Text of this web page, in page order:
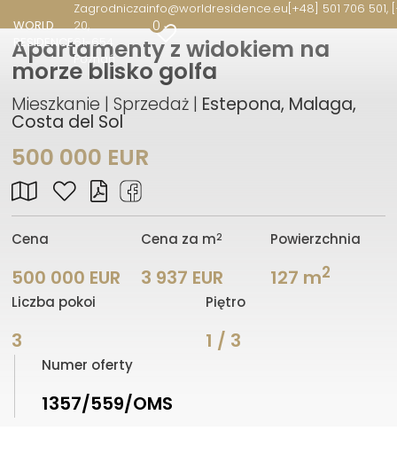
WORLD
RESIDENCE
Zagrodnicza
20
61-654
Poznań
info@worldresidence.eu[+48] 501 706
0
Apartamenty z widokiem na
morze blisko golfa
Mieszkanie | Sprzedaż | Estepona, Malaga,
Costa del Sol
500 000 EUR
Cena
500 000 EUR
Cena za m2
3 937 EUR
Powierzchnia
127 m2
Liczba pokoi
3
Piętro
1 / 3
Numer oferty
1357/559/OMS